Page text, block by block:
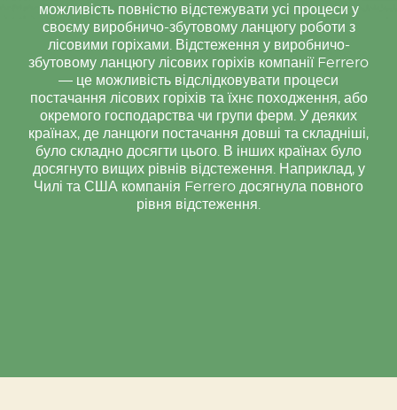
можливість повністю відстежувати усі процеси у
своєму виробничо-збутовому ланцюгу роботи з
лісовими горіхами. Відстеження у виробничо-
збутовому ланцюгу лісових горіхів компанії Ferrero
— це можливість відслідковувати процеси
постачання лісових горіхів та їхнє походження, або
окремого господарства чи групи ферм. У деяких
країнах, де ланцюги постачання довші та складніші,
було складно досягти цього. В інших країнах було
досягнуто вищих рівнів відстеження. Наприклад, у
Чилі та США компанія Ferrero досягнула повного
рівня відстеження.